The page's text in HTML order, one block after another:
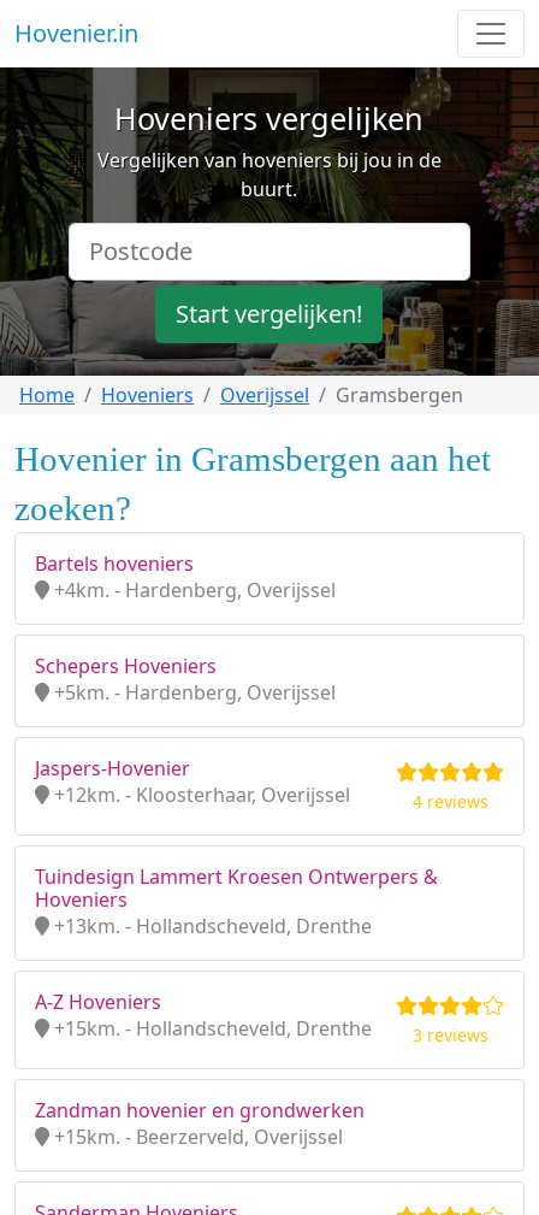
Hovenier.in
Hoveniers vergelijken
Vergelijken van hoveniers bij jou in de
buurt.
Start vergelijken!
Home Hoveniers Overijssel Gramsbergen
Hovenier in Gramsbergen aan het
zoeken?
Bartels hoveniers
+4km. - Hardenberg, Overijssel
Schepers Hoveniers
+5km. - Hardenberg, Overijssel
Jaspers-Hovenier
+12km. - Kloosterhaar, Overijssel
4 reviews
Tuindesign Lammert Kroesen Ontwerpers &
Hoveniers
+13km. - Hollandscheveld, Drenthe
A-Z Hoveniers
+15km. - Hollandscheveld, Drenthe
3 reviews
Zandman hovenier en grondwerken
+15km. - Beerzerveld, Overijssel